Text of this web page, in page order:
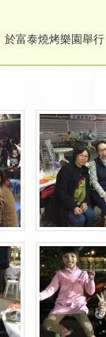
富泰燒烤樂園舉行